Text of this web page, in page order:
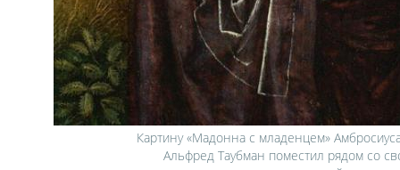
Картину «Мадонна с младенцем»
Альфред Таубман поместил рядом со